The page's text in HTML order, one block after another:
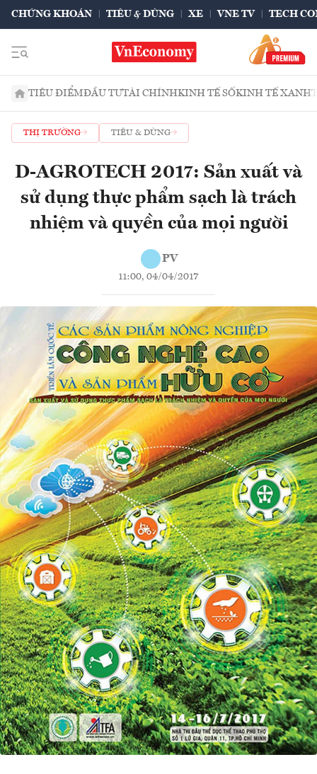
CHỨNG KHOÁN TIÊU & DÙNG XE VNE TV TECH
TIÊU ĐIỂMĐẦU TƯTÀI CHÍNHKINH TẾ SỐKINH TẾ XANH
THỊ TRƯỜNG TIÊU & DÙNG
D-AGROTECH 2017: Sản xuất và
sử dụng thực phẩm sạch là trách
nhiệm và quyền của mọi người
PV
11:00, 04/04/2017